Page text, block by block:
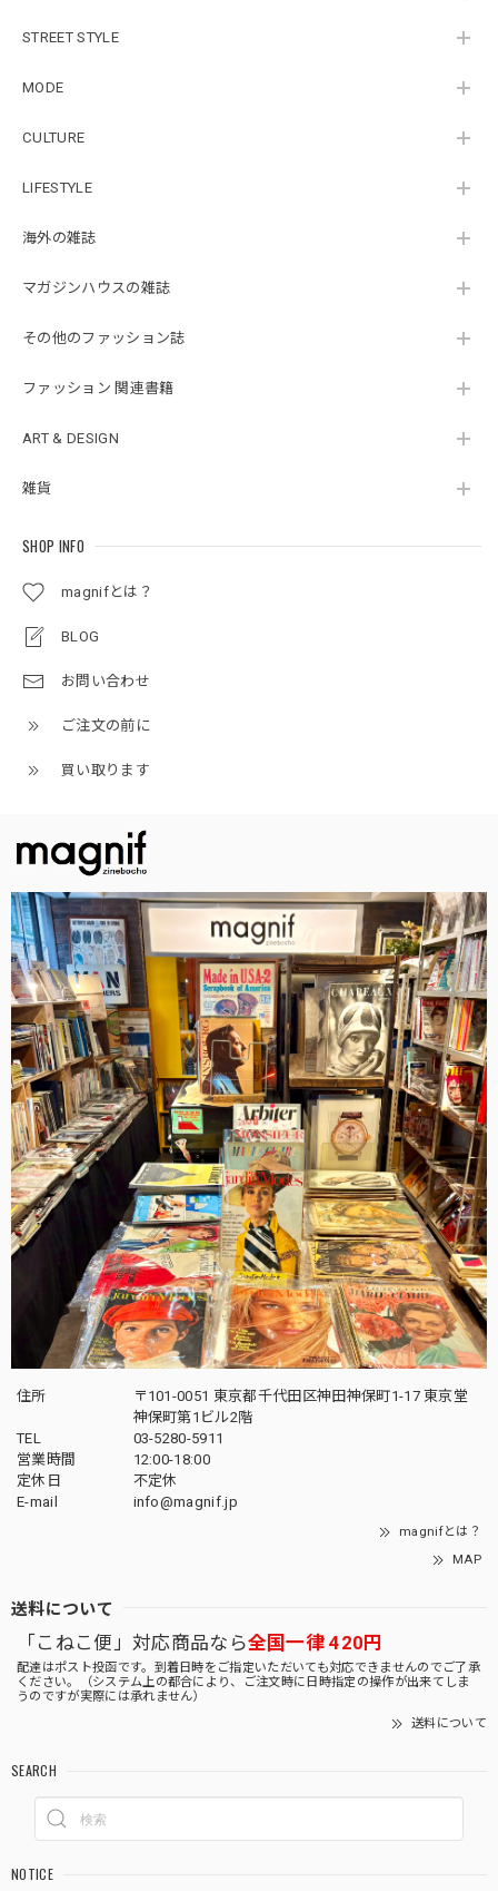
STREET STYLE
MODE
CULTURE
LIFESTYLE
海外の雑誌
マガジンハウスの雑誌
その他のファッション誌
ファッション 関連書籍
ART & DESIGN
雑貨
SHOP INFO
magnifとは？
BLOG
お問い合わせ
ご注文の前に
買い取ります
住所
〒101-0051 東京都千代田区神田神保町1-17 東京堂
神保町第1ビル2階
TEL
03-5280-5911
営業時間
12:00-18:00
定休日
不定休
E-mail
info@magnif.jp
magnifとは？
MAP
送料について
「こねこ便」対応商品なら全国一律 420円
配達はポスト投函です。到着日時をご指定いただいても対応できませんのでご了承
ください。（システム上の都合により、ご注文時に日時指定の操作が出来てしま
うのですが実際には承れません）
送料について
SEARCH
NOTICE